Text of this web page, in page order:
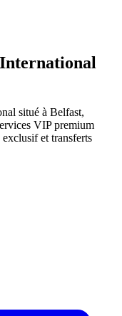
situé à Belfast,
VIP premium
et transferts